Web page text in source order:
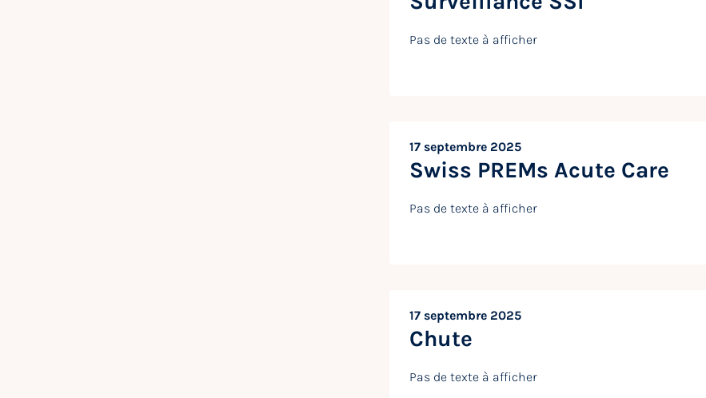
Pas de texte à afficher
17 septembre 2025
Swiss PREMs Acute Care
Pas de texte à afficher
17 septembre 2025
Chute
Pas de texte à afficher